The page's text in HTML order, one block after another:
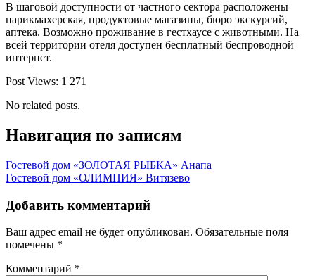
В шаговой доступности от частного сектора расположены
парикмахерская, продуктовые магазины, бюро экскурсий,
аптека. Возможно проживание в гестхаусе с животными. На
всей территории отеля доступен бесплатный беспроводной
интернет.
Post Views: 1 271
No related posts.
Навигация по записям
Гостевой дом «ЗОЛОТАЯ РЫБКА» Анапа
Гостевой дом «ОЛИМПИЯ» Витязево
Добавить комментарий
Ваш адрес email не будет опубликован. Обязательные поля
помечены *
Комментарий *